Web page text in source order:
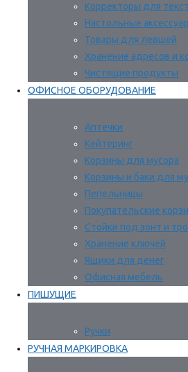
Корректоры для
Настольные
Товары для левшей
Хранение адресов и
Чистящие продукты
ОФИСНОЕ ОБОРУДОВАНИЕ
Аптечки
Кейтеринг
Корзины для мусора
Корзины и баки для
Пепельницы
Покупательские
Стойки под зонт и
Хранение ключей
Ящики для денег
Офисная мебель
ПИШУЩИЕ
Ручки
РУЧНАЯ МАРКИРОВКА